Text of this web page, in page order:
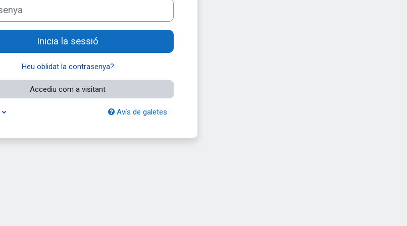
Inicia la sessió
Heu oblidat la contrasenya?
Accediu com a visitant
Avís de galetes